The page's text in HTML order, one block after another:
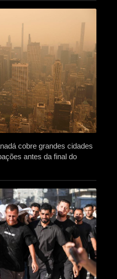
cobre grandes cidades
antes da final do